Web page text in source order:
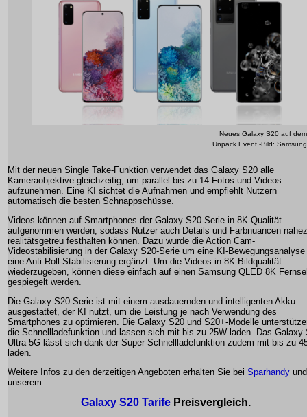
Neues Galaxy S20 auf dem
Unpack Event -Bild: Samsung
Mit der neuen Single Take-Funktion verwendet das Galaxy S20 alle
Kameraobjektive gleichzeitig, um parallel bis zu 14 Fotos und Videos
aufzunehmen. Eine KI sichtet die Aufnahmen und empfiehlt Nutzern
automatisch die besten Schnappschüsse.
Videos können auf Smartphones der Galaxy S20-Serie in 8K-Qualität
aufgenommen werden, sodass Nutzer auch Details und Farbnuancen
realitätsgetreu festhalten können. Dazu wurde die Action Cam-
Videostabilisierung in der Galaxy S20-Serie um eine KI-Bewegungsanalyse
eine Anti-Roll-Stabilisierung ergänzt. Um die Videos in 8K-Bildqualität
wiederzugeben, können diese einfach auf einen Samsung QLED 8K
gespiegelt werden.
Die Galaxy S20-Serie ist mit einem ausdauernden und intelligenten Akku
ausgestattet, der KI nutzt, um die Leistung je nach Verwendung des
Smartphones zu optimieren. Die Galaxy S20 und S20+-Modelle
die Schnellladefunktion und lassen sich mit bis zu 25W laden. Das Galaxy
Ultra 5G lässt sich dank der Super-Schnellladefunktion zudem mit bis zu
laden.
Weitere Infos zu den derzeitigen Angeboten erhalten Sie bei Sparhandy
unserem
Galaxy S20 TarifePreisvergleich.